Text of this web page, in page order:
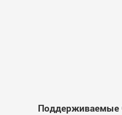
Поддерживаемые